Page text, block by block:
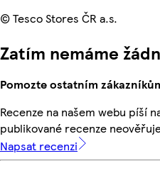
© Tesco Stores ČR a.s.
Zatím nemáme
Pomozte ostatním
Recenze na našem webu píší
publikované recenze
Napsat recenzi